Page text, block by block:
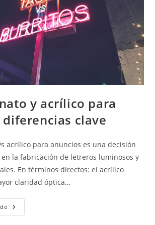
y acrílico para
clave
acrílico para anuncios es una decisión
la fabricación de letreros luminosos y
En términos directos: el acrílico
claridad óptica…
Policarbonato
Y